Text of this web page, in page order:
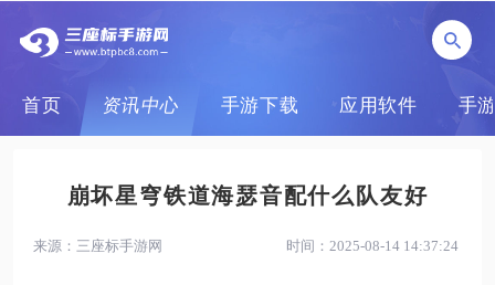
首页 资讯中心 手游下载 应用软件 手
崩坏星穹铁道海瑟音配什么队友好
来源：三座标手游网 时间：2025-08-14 14:37:24